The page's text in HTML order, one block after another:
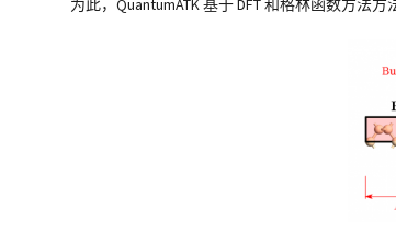
为此，QuantumATK 基于 DFT 和格林函数方法